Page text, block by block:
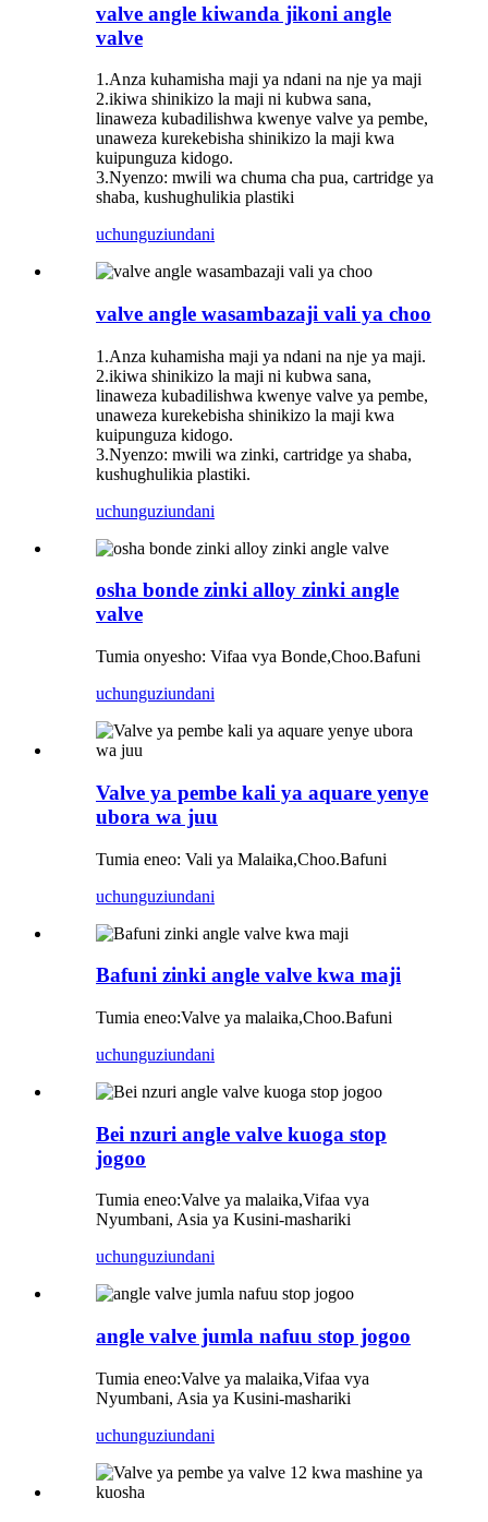
valve angle kiwanda jikoni angle
valve
1.Anza kuhamisha maji ya ndani na nje ya maji
2.ikiwa shinikizo la maji ni kubwa sana,
linaweza kubadilishwa kwenye valve ya pembe,
unaweza kurekebisha shinikizo la maji kwa
kuipunguza kidogo.
3.Nyenzo: mwili wa chuma cha pua, cartridge ya
shaba, kushughulikia plastiki
uchunguziundani
valve angle wasambazaji vali ya choo
1.Anza kuhamisha maji ya ndani na nje ya maji.
2.ikiwa shinikizo la maji ni kubwa sana,
linaweza kubadilishwa kwenye valve ya pembe,
unaweza kurekebisha shinikizo la maji kwa
kuipunguza kidogo.
3.Nyenzo: mwili wa zinki, cartridge ya shaba,
kushughulikia plastiki.
uchunguziundani
osha bonde zinki alloy zinki angle
valve
Tumia onyesho: Vifaa vya Bonde,Choo.Bafuni
uchunguziundani
Valve ya pembe kali ya aquare yenye
ubora wa juu
Tumia eneo: Vali ya Malaika,Choo.Bafuni
uchunguziundani
Bafuni zinki angle valve kwa maji
Tumia eneo:Valve ya malaika,Choo.Bafuni
uchunguziundani
Bei nzuri angle valve kuoga stop
jogoo
Tumia eneo:Valve ya malaika,Vifaa vya
Nyumbani, Asia ya Kusini-mashariki
uchunguziundani
angle valve jumla nafuu stop jogoo
Tumia eneo:Valve ya malaika,Vifaa vya
Nyumbani, Asia ya Kusini-mashariki
uchunguziundani